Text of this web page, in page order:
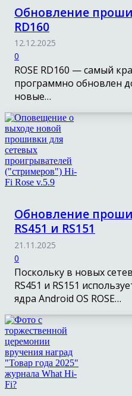
Обновление
RD160
12.12.2025
0
ROSE RD160 — самый
программно обновлен
новые…
Обновление
RS451 и RS151
21.11.2025
0
Поскольку в новых
RS451 и RS151
ядра Android OS ROSE…